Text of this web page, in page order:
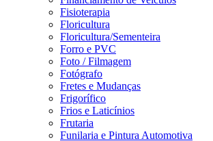
Fisioterapia
Floricultura
Floricultura/Sementeira
Forro e PVC
Foto / Filmagem
Fotógrafo
Fretes e Mudanças
Frigorífico
Frios e Laticínios
Frutaria
Funilaria e Pintura Automotiva